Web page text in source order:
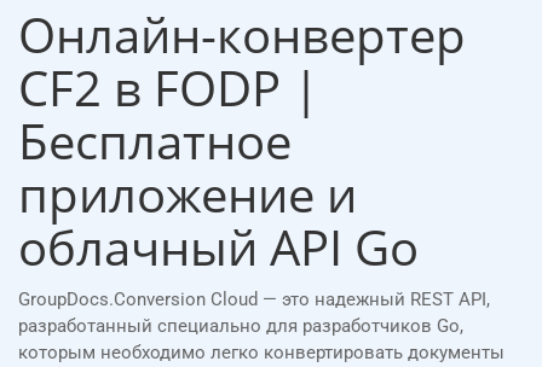
Онлайн-конвертер
CF2 в FODP |
Бесплатное
приложение и
облачный API Go
GroupDocs.Conversion Cloud — это надежный REST API,
разработанный специально для разработчиков Go,
которым необходимо легко конвертировать документы